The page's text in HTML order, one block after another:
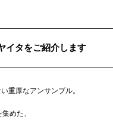
#女性シンガー #ヒップ
イタをご紹介します
重厚なアンサンブル。
めた、